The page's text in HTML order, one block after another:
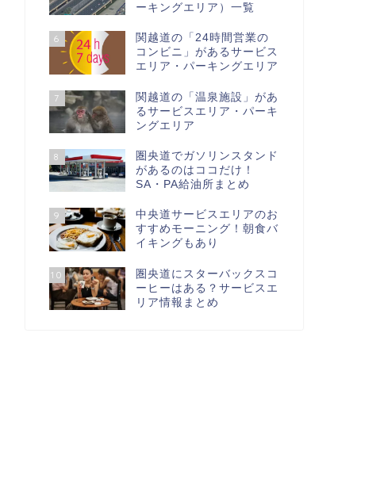
ーキングエリア）一覧
6
関越道の「24時間営業の
コンビニ」があるサービス
エリア・パーキングエリア
7
関越道の「温泉施設」があ
るサービスエリア・パーキ
ングエリア
8
圏央道でガソリンスタンド
があるのはココだけ！
SA・PA給油所まとめ
9
中央道サービスエリアのお
すすめモーニング！朝食バ
イキングもあり
10
圏央道にスターバックスコ
ーヒーはある？サービスエ
リア情報まとめ